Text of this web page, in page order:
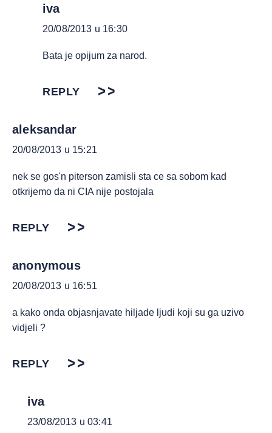
iva
20/08/2013 u 16:30
Bata je opijum za narod.
REPLY
aleksandar
20/08/2013 u 15:21
nek se gos'n piterson zamisli sta ce sa sobom kad
otkrijemo da ni CIA nije postojala
REPLY
anonymous
20/08/2013 u 16:51
a kako onda objasnjavate hiljade ljudi koji su ga uzivo
vidjeli ?
REPLY
iva
23/08/2013 u 03:41